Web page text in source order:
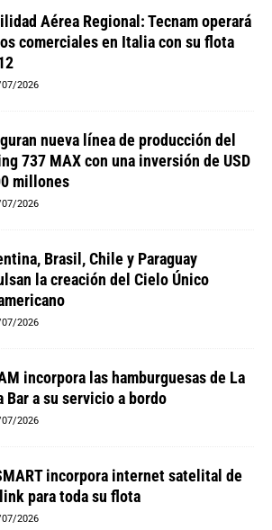
Aérea Regional: Tecnam operará
comerciales en Italia con su flota
2026
nueva línea de producción del
737 MAX con una inversión de USD
millones
2026
Brasil, Chile y Paraguay
la creación del Cielo Único
2026
incorpora las hamburguesas de La
Bar a su servicio a bordo
2026
incorpora internet satelital de
para toda su flota
2026